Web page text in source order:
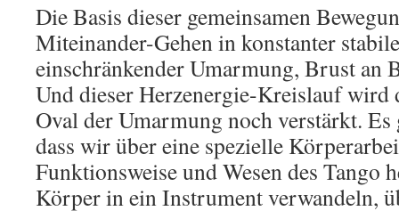
Die Basis dieser gemeinsamen
Miteinander-Gehen in konstanter
einschränkender Umarmung, Brust an
Und dieser Herzenergie-Kreislauf wird
Oval der Umarmung noch verstärkt.
dass wir über eine spezielle
Funktionsweise und Wesen des Tango
Körper in ein Instrument verwandeln,